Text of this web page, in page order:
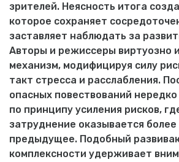
зрителей. Неясность итога
которое сохраняет
заставляет наблюдать за
Авторы и режиссеры виртуозно
механизм, модифицируя силу
такт стресса и расслабления.
опасных повествований
по принципу усиления рисков,
затруднение оказывается
предыдущее. Подобный
комплексности удерживает